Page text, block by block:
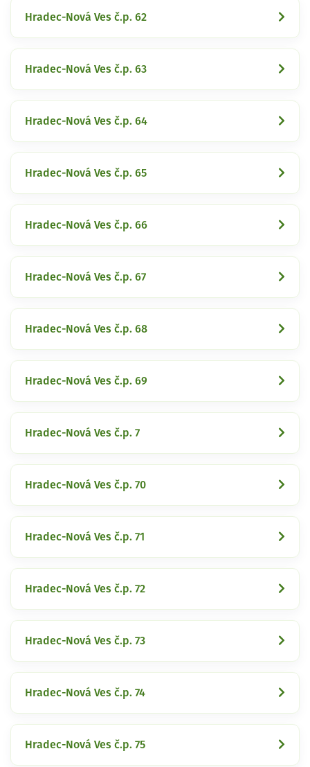
Hradec-Nová Ves č.p. 62
Hradec-Nová Ves č.p. 63
Hradec-Nová Ves č.p. 64
Hradec-Nová Ves č.p. 65
Hradec-Nová Ves č.p. 66
Hradec-Nová Ves č.p. 67
Hradec-Nová Ves č.p. 68
Hradec-Nová Ves č.p. 69
Hradec-Nová Ves č.p. 7
Hradec-Nová Ves č.p. 70
Hradec-Nová Ves č.p. 71
Hradec-Nová Ves č.p. 72
Hradec-Nová Ves č.p. 73
Hradec-Nová Ves č.p. 74
Hradec-Nová Ves č.p. 75